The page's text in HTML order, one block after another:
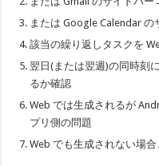
または Google Calendar
該当の繰り返しタスクを
翌日(または翌週)の同時刻
るか確認
Web では生成されるが
プリ側の問題
Web でも生成されない場